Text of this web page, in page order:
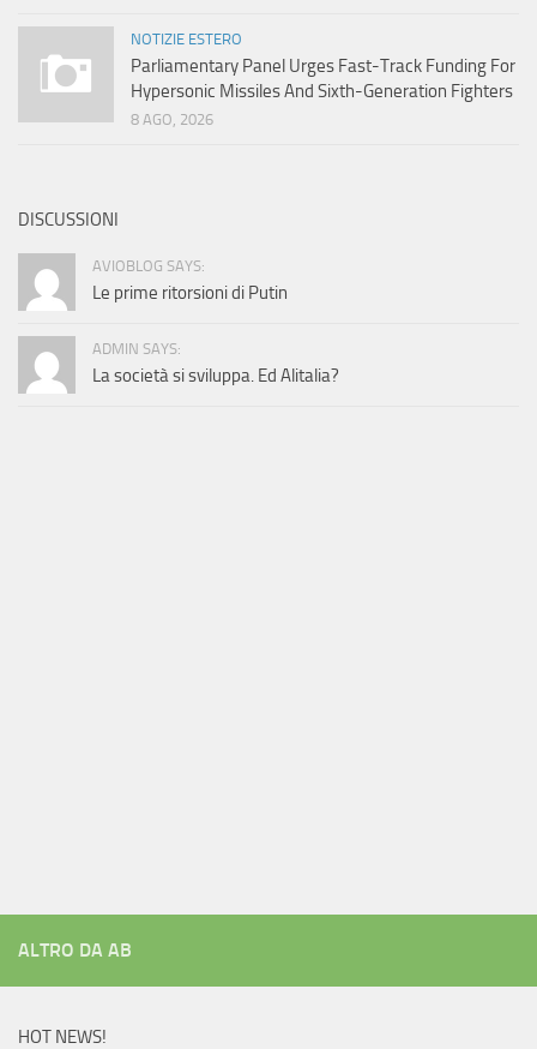
NOTIZIE ESTERO
Parliamentary Panel Urges Fast-Track Funding For
Hypersonic Missiles And Sixth-Generation Fighters
8 AGO, 2026
DISCUSSIONI
AVIOBLOG SAYS:
Le prime ritorsioni di Putin
ADMIN SAYS:
La società si sviluppa. Ed Alitalia?
ALTRO DA AB
HOT NEWS!